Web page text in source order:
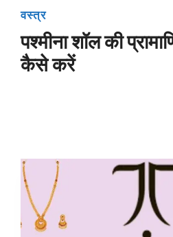
वस्त्र
पश्मीना शॉल की
कैसे करें